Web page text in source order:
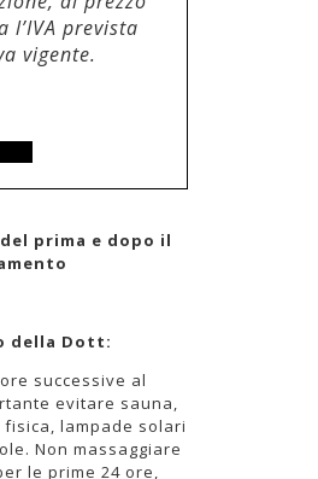
l’IVA prevista
vigente.
prima e dopo il
della Dott:
successive al
evitare sauna,
lampade solari
Non massaggiare
le prime 24 ore,